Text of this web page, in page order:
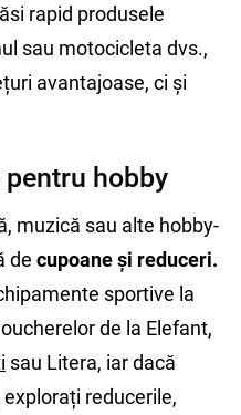
rapid produsele
sau motocicleta dvs.,
avantajoase, ci și
pentru hobby
muzică sau alte hobby-
de cupoane și reduceri.
sportive la
de la Elefant,
sau Litera, iar dacă
reducerile,